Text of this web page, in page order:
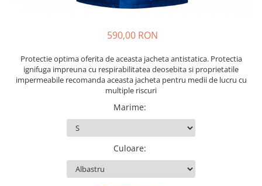
Suflante aer cald si aspiratoare
Protecţie ignifugă
Accesorii rezistente la flacără
Combinezoane
590,00 RON
Protectie optima oferita de aceasta jacheta antistatica. Protectia
ignifuga impreuna cu respirabilitatea deosebita si proprietatile
impermeabile recomanda aceasta jacheta pentru medii de lucru cu
multiple riscuri
Marime:
Culoare: